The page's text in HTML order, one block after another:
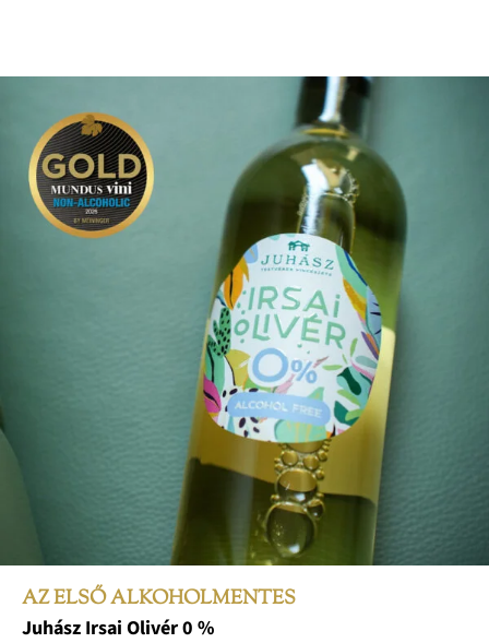
AZ ELSŐ ALKOHOLMENTES
Juhász Irsai Olivér 0 %